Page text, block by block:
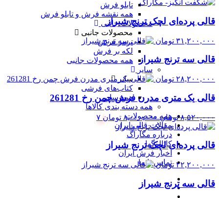
تابلو فرش
همه نقشه فرش و تابلو فرش
محصولات جانبی
محصولات جانبی
ترمز فرش
لکه بر فرش
همه محصولات جانبی
سایر
سایر
کتاب‌های فرشی
همه سایر
همه دسته بندی کالاها
همه محصولات
مقالات قالی ایران
درباره مگاراگ
کاتالوگها
اخبار فرش ایران
تماس با ما
قالی پرده‌ای لچک ترنج شیراز
۳۱,۲۰۰,۰۰۰ تومان
قالی سه ترنج شیراز
۲۸,۲۰۰,۰۰۰ تومان
قالی یک متری مدرن فرش چمن رخ 261281
۸,۵۲۰,۰۰۰ تومان قیمت
اصلی:
بود.
۸,۰۰۰,۰۰۰ تومان قیمت
۷
قالی پرده‌ای لچک ترنج شیراز
۲۲,۲۰۰,۰۰۰ تومان
قالی سه ترنج شیراز